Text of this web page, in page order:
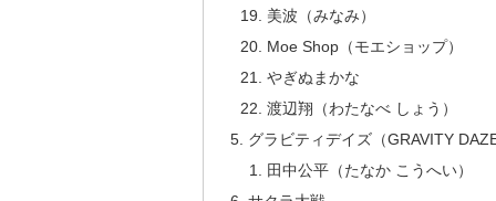
美波（みなみ）
Moe Shop（モエショップ）
やぎぬまかな
渡辺翔（わたなべ しょう）
グラビティデイズ（GRAVITY DAZE
田中公平（たなか こうへい）